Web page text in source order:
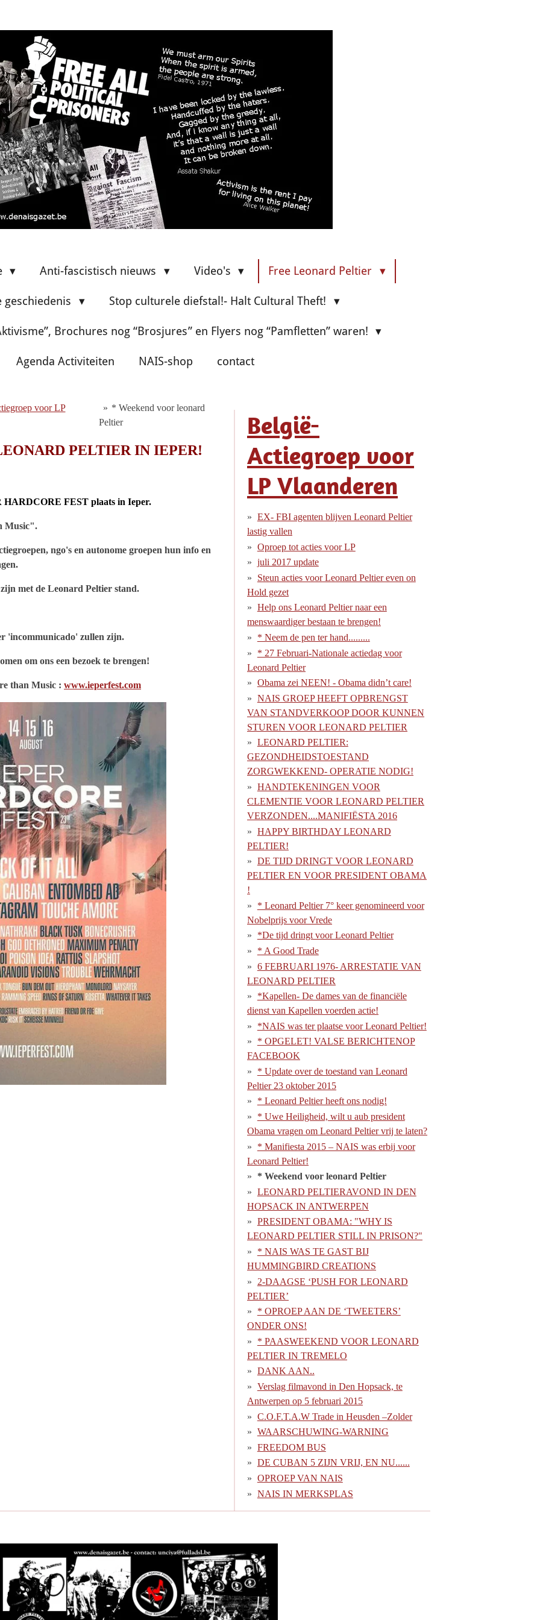
Anti-fascistisch nieuws Video's Free Leonard Peltier
geschiedenis Stop culturele diefstal!- Halt Cultural Theft!
Brochures nog “Brosjures” en Flyers nog “Pamfletten” waren!
Agenda Activiteiten NAIS-shop contact
voor LP
» * Weekend voor leonard
Peltier
PELTIER IN IEPER!
HARDCORE FEST plaats in Ieper.
Music".
ngo's en autonome groepen hun info en
met de Leonard Peltier stand.
'incommunicado' zullen zijn.
om ons een bezoek te brengen!
than Music : www.ieperfest.com
België-
Actiegroep voor
LP Vlaanderen
EX- FBI agenten blijven Leonard Peltier
lastig vallen
Oproep tot acties voor LP
juli 2017 update
Steun acties voor Leonard Peltier even on
Hold gezet
Help ons Leonard Peltier naar een
menswaardiger bestaan te brengen!
* Neem de pen ter hand.........
* 27 Februari-Nationale actiedag voor
Leonard Peltier
Obama zei NEEN! - Obama didn’t care!
NAIS GROEP HEEFT OPBRENGST
VAN STANDVERKOOP DOOR KUNNEN
STUREN VOOR LEONARD PELTIER
LEONARD PELTIER:
GEZONDHEIDSTOESTAND
ZORGWEKKEND- OPERATIE NODIG!
HANDTEKENINGEN VOOR
CLEMENTIE VOOR LEONARD PELTIER
VERZONDEN....MANIFIËSTA 2016
HAPPY BIRTHDAY LEONARD
PELTIER!
DE TIJD DRINGT VOOR LEONARD
PELTIER EN VOOR PRESIDENT OBAMA
!
* Leonard Peltier 7° keer genomineerd voor
Nobelprijs voor Vrede
*De tijd dringt voor Leonard Peltier
* A Good Trade
6 FEBRUARI 1976- ARRESTATIE VAN
LEONARD PELTIER
*Kapellen- De dames van de financiële
dienst van Kapellen voerden actie!
*NAIS was ter plaatse voor Leonard Peltier!
* OPGELET! VALSE BERICHTENOP
FACEBOOK
* Update over de toestand van Leonard
Peltier 23 oktober 2015
* Leonard Peltier heeft ons nodig!
* Uwe Heiligheid, wilt u aub president
Obama vragen om Leonard Peltier vrij te laten?
* Manifiesta 2015 – NAIS was erbij voor
Leonard Peltier!
* Weekend voor leonard Peltier
LEONARD PELTIERAVOND IN DEN
HOPSACK IN ANTWERPEN
PRESIDENT OBAMA: "WHY IS
LEONARD PELTIER STILL IN PRISON?"
* NAIS WAS TE GAST BIJ
HUMMINGBIRD CREATIONS
2-DAAGSE ‘PUSH FOR LEONARD
PELTIER’
* OPROEP AAN DE ‘TWEETERS’
ONDER ONS!
* PAASWEEKEND VOOR LEONARD
PELTIER IN TREMELO
DANK AAN..
Verslag filmavond in Den Hopsack, te
Antwerpen op 5 februari 2015
C.O.F.T.A.W Trade in Heusden –Zolder
WAARSCHUWING-WARNING
FREEDOM BUS
DE CUBAN 5 ZIJN VRIJ, EN NU......
OPROEP VAN NAIS
NAIS IN MERKSPLAS